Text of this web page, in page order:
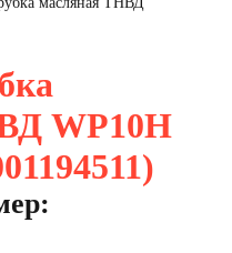
WP10H